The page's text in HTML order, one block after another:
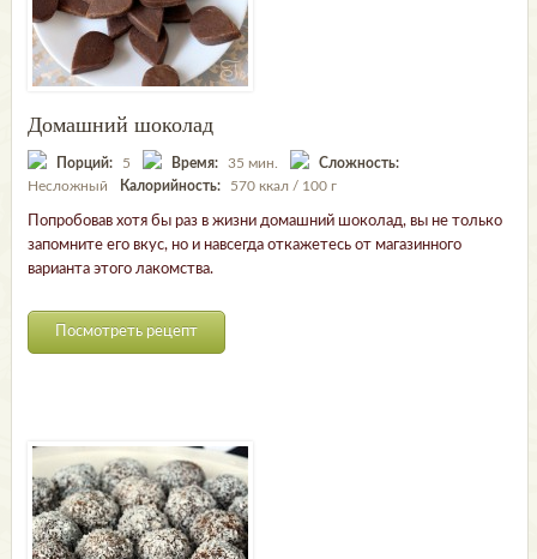
Домашний шоколад
Порций: 5 Время: 35 мин.
Сложность:
Несложный
Калорийность: 570 ккал / 100 г
Попробовав хотя бы раз в жизни домашний шоколад, вы не только
запомните его вкус, но и навсегда откажетесь от магазинного
варианта этого лакомства.
Посмотреть рецепт